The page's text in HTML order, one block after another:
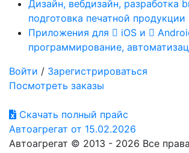
Дизайн, вебдизайн, разработка
подготовка печатной продукции
Приложения для
iOS и
программирование,
Войти / Зарегистрироваться
Посмотреть заказы
Скачать полный прайс
Автоагрегат от 15.02.2026
Автоагрегат © 2013 - 2026 Все